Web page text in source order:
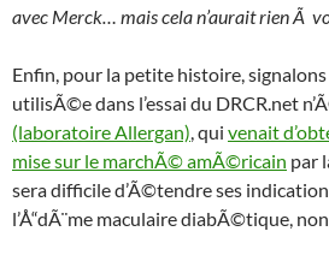
avec Merck… mais cela n’aurait rien Ã
Enfin, pour la petite histoire,
utilisÃ©e dans l’essai du DRCR.net
(laboratoire Allergan), qui venait
mise sur le marchÃ© amÃ©ricain par
sera difficile d’Ã©tendre ses
l’Å“dÃ¨me maculaire diabÃ©tique, non